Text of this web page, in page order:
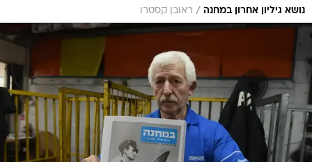
נושא גיליון אחרון במחנה / ראובן קסטרו